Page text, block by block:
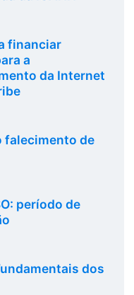
financiar
a
da Internet
falecimento de
período de
dos